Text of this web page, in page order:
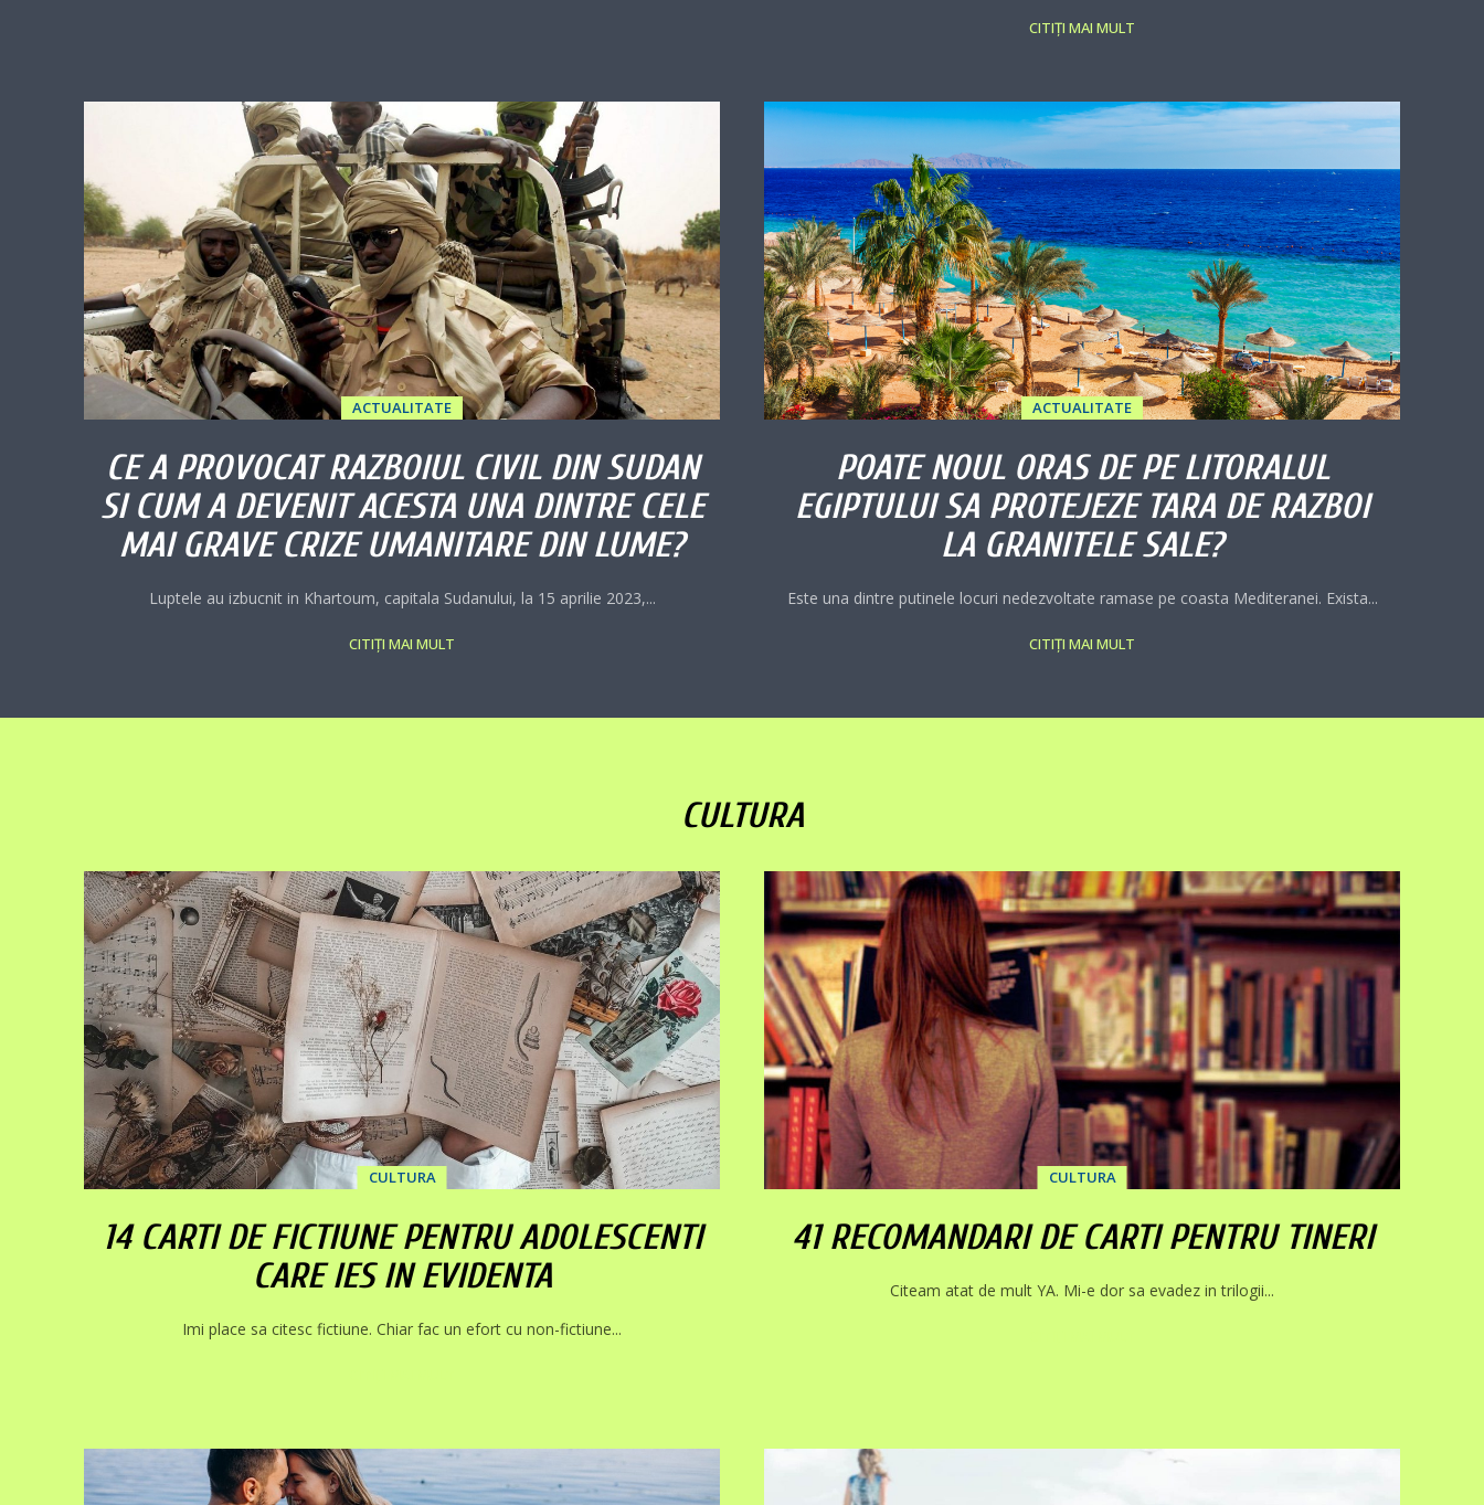
CITIȚI MAI MULT
ACTUALITATE
CE A PROVOCAT RAZBOIUL CIVIL DIN SUDAN
SI CUM A DEVENIT ACESTA UNA DINTRE CELE
MAI GRAVE CRIZE UMANITARE DIN LUME?
Luptele au izbucnit in Khartoum, capitala Sudanului, la 15 aprilie 2023,...
CITIȚI MAI MULT
ACTUALITATE
POATE NOUL ORAS DE PE LITORALUL
EGIPTULUI SA PROTEJEZE TARA DE RAZBOI
LA GRANITELE SALE?
Este una dintre putinele locuri nedezvoltate ramase pe coasta Mediteranei. Exista...
CITIȚI MAI MULT
CULTURA
CULTURA
14 CARTI DE FICTIUNE PENTRU ADOLESCENTI
CARE IES IN EVIDENTA
Imi place sa citesc fictiune. Chiar fac un efort cu non-fictiune...
CULTURA
41 RECOMANDARI DE CARTI PENTRU TINERI
Citeam atat de mult YA. Mi-e dor sa evadez in trilogii...